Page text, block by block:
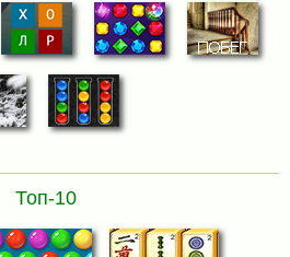
Топ-10